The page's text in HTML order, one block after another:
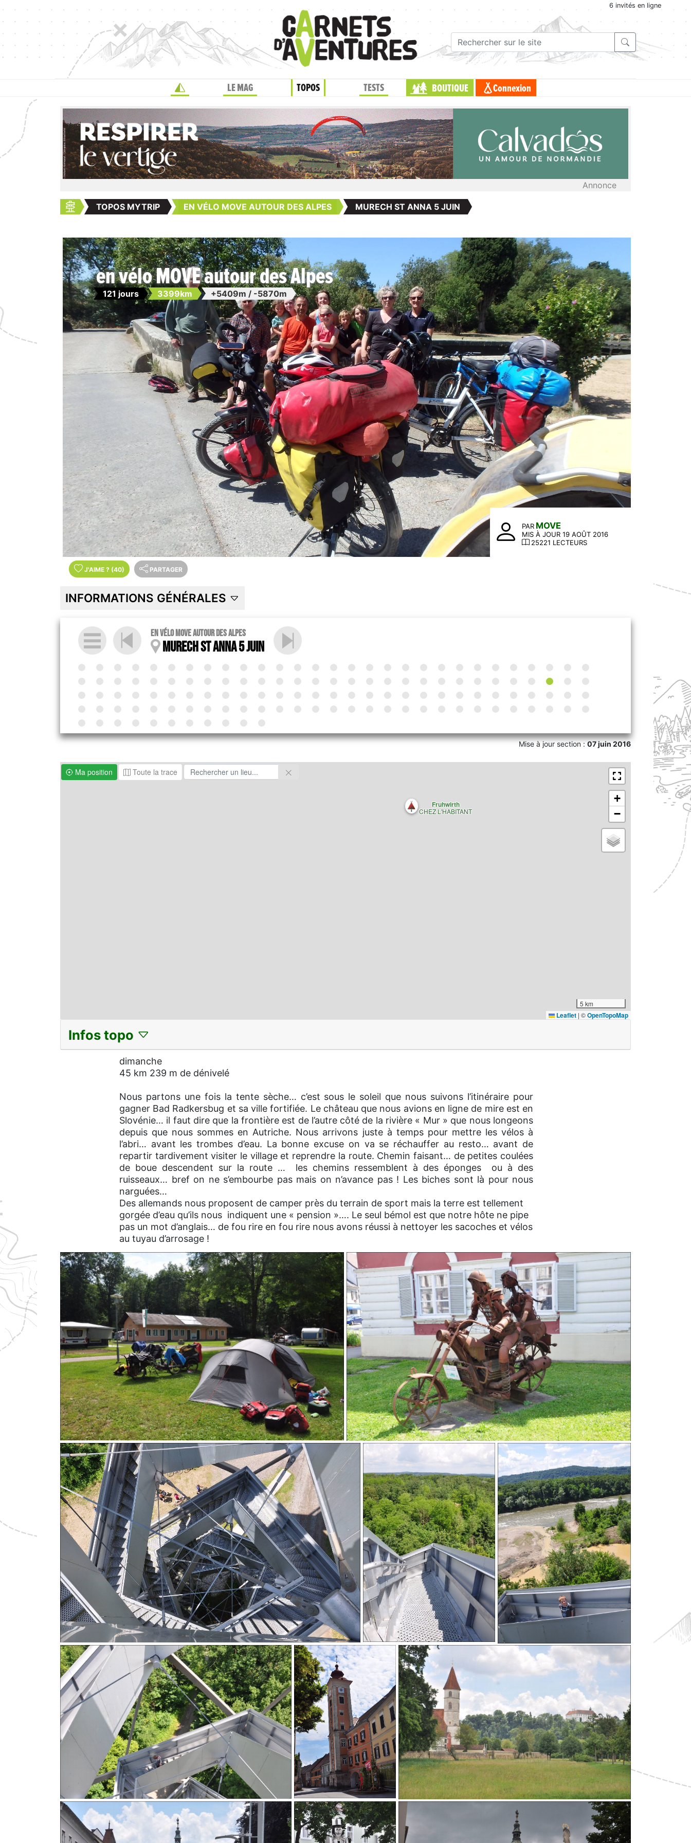
6 invités en ligne
LE MAG TOPOS TESTS BOUTIQUE Connexion
Annonce
TOPOS MYTRIP EN VÉLO MOVE AUTOUR DES ALPES MURECH ST ANNA 5 JUIN
en vélo MOVE autour des Alpes
121 jours 3399km +5409m / -5870m
PAR MOVE
MIS À JOUR 19 AOÛT 2016
25221 LECTEURS
J'AIME ? (40) PARTAGER
INFORMATIONS GÉNÉRALES
en vélo MOVE autour des Alpes
Murech St Anna 5 juin
Mise à jour section :07 juin 2016
Ma position Toute la trace
Fruhwirth
CHEZ L'HABITANT
+
−
5 km
Leaflet | ©OpenTopoMap
Infos topo
dimanche
45 km 239 m de dénivelé
Nous partons une fois la tente sèche… c’est sous le soleil que nous suivons l’itinéraire pour
gagner Bad Radkersbug et sa ville fortifiée. Le château que nous avions en ligne de mire est en
Slovénie… il faut dire que la frontière est de l’autre côté de la rivière « Mur » que nous longeons
depuis que nous sommes en Autriche. Nous arrivons juste à temps pour mettre les vélos à
l’abri… avant les trombes d’eau. La bonne excuse on va se réchauffer au resto… avant de
repartir tardivement visiter le village et reprendre la route. Chemin faisant… de petites coulées
de boue descendent sur la route … les chemins ressemblent à des éponges ou à des
ruisseaux… bref on ne s’embourbe pas mais on n’avance pas ! Les biches sont là pour nous
narguées…
Des allemands nous proposent de camper près du terrain de sport mais la terre est tellement
gorgée d’eau qu’ils nous indiquent une « pension »…. Le seul bémol est que notre hôte ne pipe
pas un mot d’anglais… de fou rire en fou rire nous avons réussi à nettoyer les sacoches et vélos
au tuyau d’arrosage !